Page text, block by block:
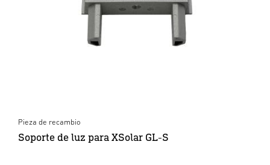
Pieza de recambio
Soporte de luz para XSolar GL-S